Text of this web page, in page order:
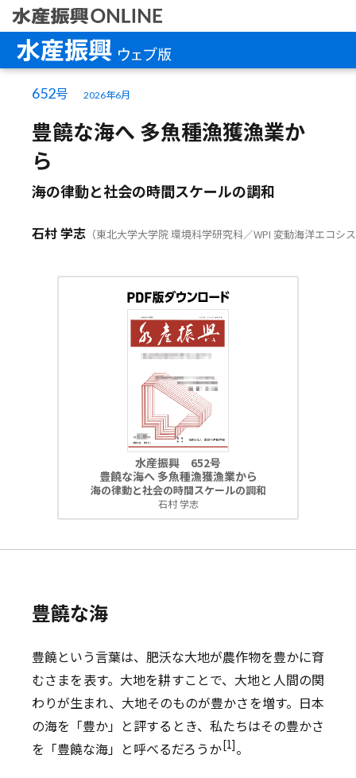
水産振興コ
652号 2026年6月
豊饒な海へ 多魚種漁獲漁業か
ら
海の律動と社会の時間スケールの調和
石村 学志 （東北大学大学院 環境科学研究科／WPI 変動海洋エコシ
水産振興 652号
豊饒な海へ 多魚種漁獲漁業から
海の律動と社会の時間スケールの調和
石村 学志
豊饒な海
豊饒という言葉は、肥沃な大地が農作物を豊かに育
むさまを表す。大地を耕すことで、大地と人間の関
わりが生まれ、大地そのものが豊かさを増す。日本
の海を「豊か」と評するとき、私たちはその豊かさ
を「豊饒な海」と呼べるだろうか[1]。